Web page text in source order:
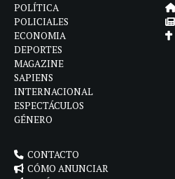
POLÍTICA
POLICIALES
ECONOMIA
DEPORTES
MAGAZINE
SAPIENS
INTERNACIONAL
ESPECTÁCULOS
GÉNERO
CONTACTO
CÓMO ANUNCIAR